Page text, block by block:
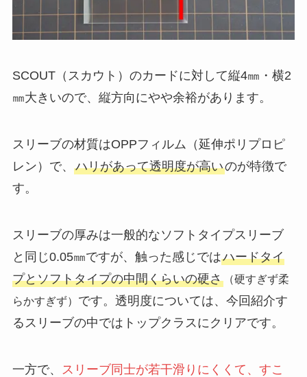
SCOUT（スカウト）のカードに対して縦4㎜・横2
㎜大きいので、縦方向にやや余裕があります。
スリーブの材質はOPPフィルム（延伸ポリプロピ
レン）で、 ハリがあって透明度が高いのが特徴で
す。
スリーブの厚みは一般的なソフトタイプスリーブ
と同じ0.05㎜ですが、触った感じではハードタイ
プとソフトタイプの中間くらいの硬さ（硬すぎず柔
らかすぎず） です。透明度については、今回紹介す
るスリーブの中ではトップクラスにクリアです。
一方で、
スリーブ同士が若干滑りにくくて、すこ